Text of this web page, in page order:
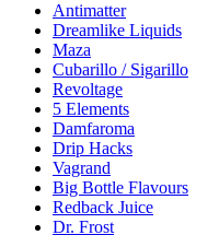
Antimatter
Dreamlike Liquids
Maza
Cubarillo / Sigarillo
Revoltage
5 Elements
Damfaroma
Drip Hacks
Vagrand
Big Bottle Flavours
Redback Juice
Dr. Frost